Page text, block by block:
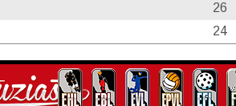
26
24